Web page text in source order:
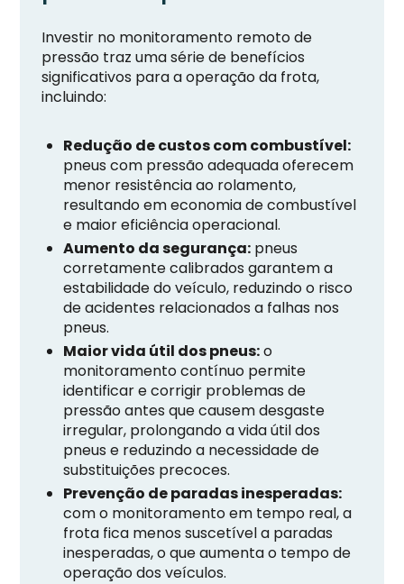
Investir no monitoramento remoto de
pressão traz uma série de benefícios
significativos para a operação da frota,
incluindo:
Redução de custos com combustível:
pneus com pressão adequada oferecem
menor resistência ao rolamento,
resultando em economia de combustível
e maior eficiência operacional.
Aumento da segurança: pneus
corretamente calibrados garantem a
estabilidade do veículo, reduzindo o risco
de acidentes relacionados a falhas nos
pneus.
Maior vida útil dos pneus:o
monitoramento contínuo permite
identificar e corrigir problemas de
pressão antes que causem desgaste
irregular, prolongando a vida útil dos
pneus e reduzindo a necessidade de
substituições precoces.
Prevenção de paradas inesperadas:
com o monitoramento em tempo real, a
frota fica menos suscetível a paradas
inesperadas, o que aumenta o tempo de
operação dos veículos.